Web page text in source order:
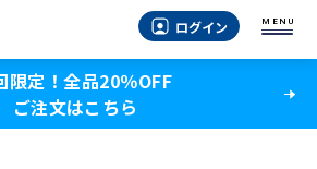
ログイン MENU
限定！全品20％OFF
ご注文はこちら